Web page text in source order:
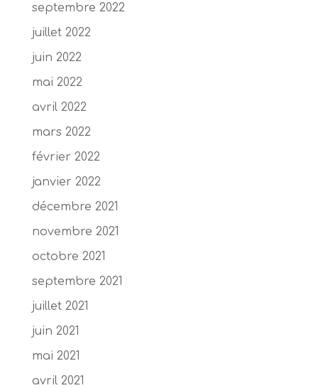
septembre 2022
juillet 2022
juin 2022
mai 2022
avril 2022
mars 2022
février 2022
janvier 2022
décembre 2021
novembre 2021
octobre 2021
septembre 2021
juillet 2021
juin 2021
mai 2021
avril 2021